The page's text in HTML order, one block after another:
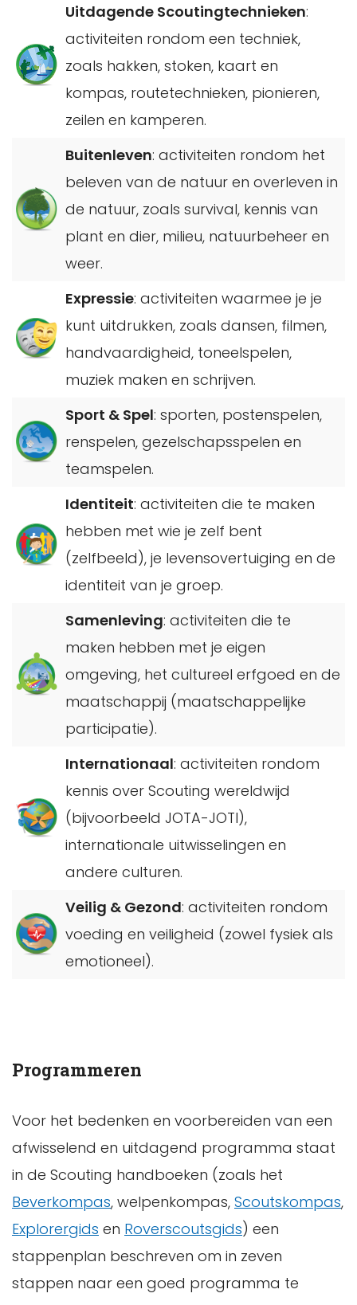
Uitdagende Scoutingtechnieken:
activiteiten rondom een techniek,
zoals hakken, stoken, kaart en
kompas, routetechnieken, pionieren,
zeilen en kamperen.
Buitenleven: activiteiten rondom het
beleven van de natuur en overleven in
de natuur, zoals survival, kennis van
plant en dier, milieu, natuurbeheer en
weer.
Expressie: activiteiten waarmee je je
kunt uitdrukken, zoals dansen, filmen,
handvaardigheid, toneelspelen,
muziek maken en schrijven.
Sport & Spel: sporten, postenspelen,
renspelen, gezelschapsspelen en
teamspelen.
Identiteit: activiteiten die te maken
hebben met wie je zelf bent
(zelfbeeld), je levensovertuiging en de
identiteit van je groep.
Samenleving: activiteiten die te
maken hebben met je eigen
omgeving, het cultureel erfgoed en de
maatschappij (maatschappelijke
participatie).
Internationaal: activiteiten rondom
kennis over Scouting wereldwijd
(bijvoorbeeld JOTA-JOTI),
internationale uitwisselingen en
andere culturen.
Veilig & Gezond: activiteiten rondom
voeding en veiligheid (zowel fysiek als
emotioneel).
Programmeren
Voor het bedenken en voorbereiden van een
afwisselend en uitdagend programma staat
in de Scouting handboeken (zoals het
Beverkompas, welpenkompas, Scoutskompas,
Explorergids en Roverscoutsgids) een
stappenplan beschreven om in zeven
stappen naar een goed programma te